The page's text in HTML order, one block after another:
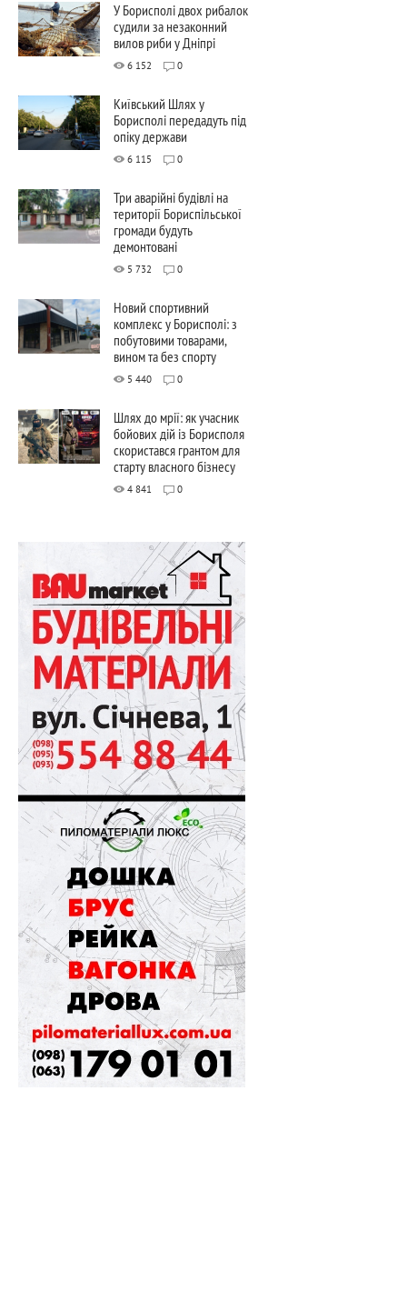
У Борисполі двох рибалок
судили за незаконний
вилов риби у Дніпрі
6 152 0
Київський Шлях у
Борисполі передадуть під
опіку держави
6 115 0
Три аварійні будівлі на
території Бориспільської
громади будуть
демонтовані
5 732 0
Новий спортивний
комплекс у Борисполі: з
побутовими товарами,
вином та без спорту
5 440 0
Шлях до мрії: як учасник
бойових дій із Борисполя
скористався грантом для
старту власного бізнесу
4 841 0